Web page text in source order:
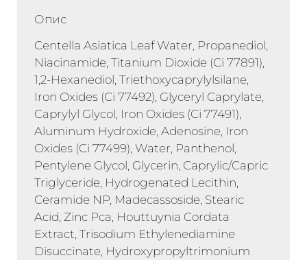
Опис
Centella Asiatica Leaf Water, Propanediol,
Niacinamide, Titanium Dioxide (Ci 77891),
1,2-Hexanediol, Triethoxycaprylylsilane,
Iron Oxides (Ci 77492), Glyceryl Caprylate,
Caprylyl Glycol, Iron Oxides (Ci 77491),
Aluminum Hydroxide, Adenosine, Iron
Oxides (Ci 77499), Water, Panthenol,
Pentylene Glycol, Glycerin, Caprylic/Capric
Triglyceride, Hydrogenated Lecithin,
Ceramide NP, Madecassoside, Stearic
Acid, Zinc Pca, Houttuynia Cordata
Extract, Trisodium Ethylenediamine
Disuccinate, Hydroxypropyltrimonium